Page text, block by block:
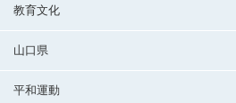
教育文化
山口県
平和運動